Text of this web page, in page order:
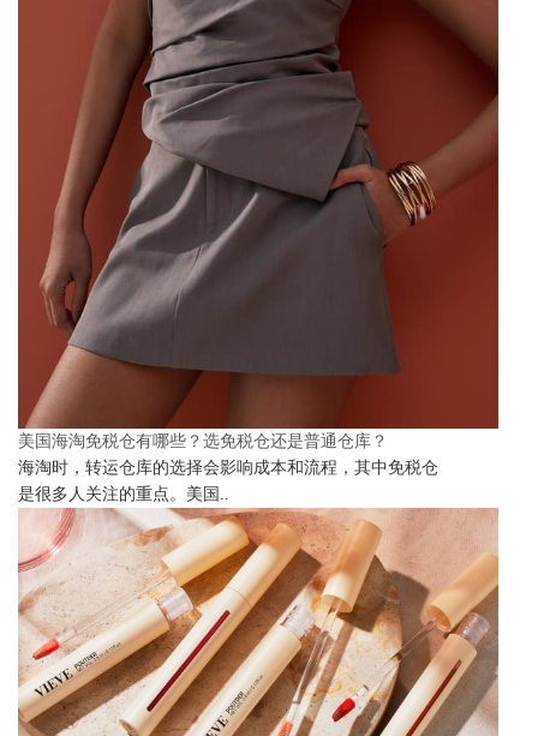
美国海淘免税仓有哪些？选免税仓还是普通仓库？
海淘时，转运仓库的选择会影响成本和流程，其中免税仓
是很多人关注的重点。美国..